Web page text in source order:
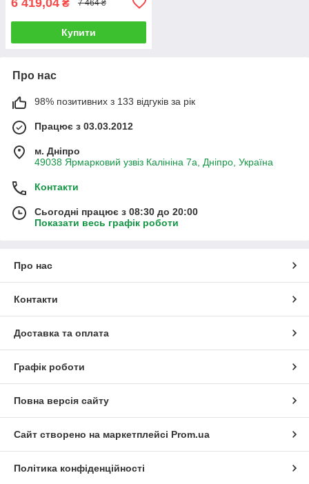
₴ 7 464 ₴
Купити
Про нас
98% позитивних з 133 відгуків за рік
Працює з 03.03.2012
м. Дніпро
49038 Ярмарковий узвіз Калініна 7а, Дніпро, Україна
Контакти
Сьогодні працює з 08:30 до 20:00
Показати весь графік роботи
Про нас
Контакти
Доставка та оплата
Графік роботи
Повна версія сайту
Сайт створено на маркетплейсі Prom.ua
Політика конфіденційності